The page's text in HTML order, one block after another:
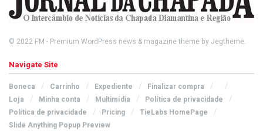
© 2022 FM - Premium WordPress news & magazine theme by Jegtheme.
Navigate Site
Boneca Carrinho Expediente
Finalizar compra
Loja
Minha conta Multimídia
Política de privacidade
Política de privacidade
Pricing
TieLabs HomePage
Slide Anything Popup Preview